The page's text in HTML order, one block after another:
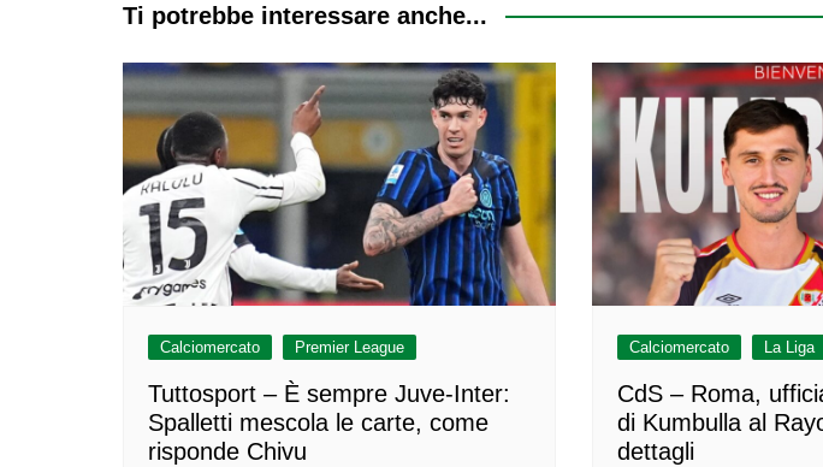
Ti potrebbe interessare anche...
Calciomercato Premier League
Tuttosport – È sempre Juve-Inter:
Spalletti mescola le carte, come
risponde Chivu
Calciomercato La Liga
CdS – Roma,
di Kumbulla al
dettagli